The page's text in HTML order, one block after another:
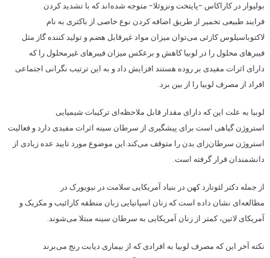
بولیوار در کاراکاس -پایتخت ونزوئلا- متوجه شده‌اند که با تشدید کردن
فرایند طبیعی تخمیر از طریق اضافه کردن نوع خاصی از باکتری به نام
لاکتوباسیلوس کازئی می‌توان میزان مواد غیرقابل هضم و تولید کننده گاز مثل
فیبرهای محلول را در لوبیا کاهش و برعکس میزان فیبرهای غیرمحلول را که
دارای اثرات مفیدی بر روده هستند افزایش داد و به این ترتیب نگرانی اجتماعی
افراد از مصرف لوبیا را از بین برد.
لوبیا به علت این که دارای مقدار قابل ملاحظه‌ای ترکیبات شیمیایی
استروژن گیاهی است برای پیشگیری از سرطان سینه اثرات مفیدی دارد و فعالیت
استروژن سرطان‌زای بدن را متوقف می‌کند.این موضوع مورد تایید عده زیادی از
دانشمندان قرار گرفته است.
از جمله دکتر لئونارد کهن در بنیاد آمریکایی سلامت در نیویورک در
مطالعه‌ای نشان داده است که زنان اسپانیایی زبان منطقه کارائیب و مکزیک و
آمریکای لاتین، کمتر از زنان آمریکایی به سرطان سینه مبتلا می‌شوند.
نکته آخر این که مصرف لوبیا به افرادی که از بیماری دیابت رنج می‌برند